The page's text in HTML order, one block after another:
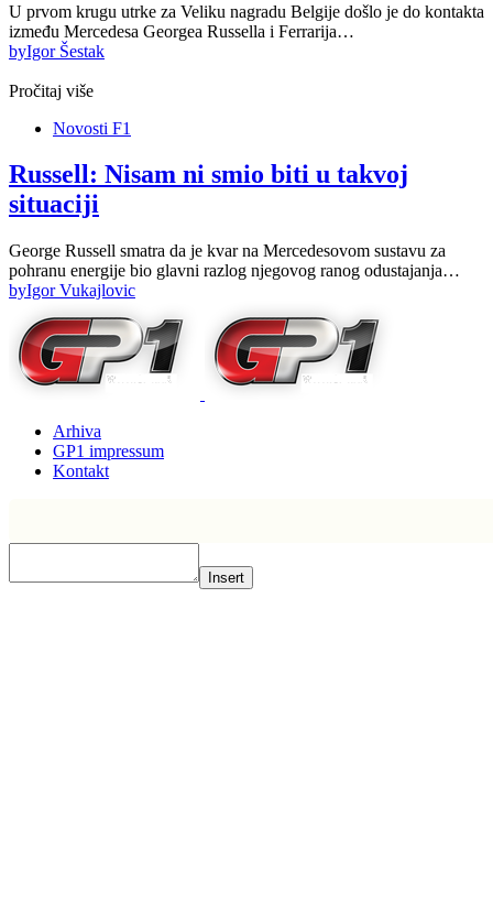
U prvom krugu utrke za Veliku nagradu Belgije došlo je do kontakta
između Mercedesa Georgea Russella i Ferrarija…
byIgor Šestak
Pročitaj više
Novosti F1
Russell: Nisam ni smio biti u takvoj
situaciji
George Russell smatra da je kvar na Mercedesovom sustavu za
pohranu energije bio glavni razlog njegovog ranog odustajanja…
byIgor Vukajlovic
Arhiva
GP1 impressum
Kontakt
Insert